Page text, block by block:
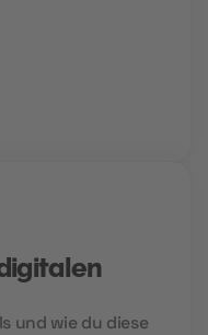
und wie du diese